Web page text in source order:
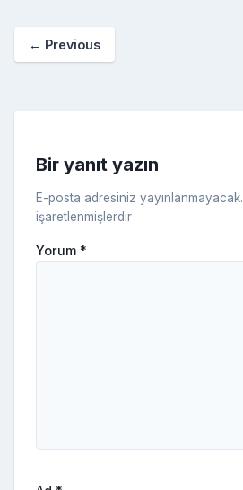
o
a
c a
ki
← Previous
Bir yanıt yazın
E-posta adresiniz yayınlanmayacak.
işaretlenmişlerdir
Yorum *